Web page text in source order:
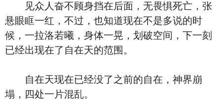
见众人奋不顾身挡在后面，无畏惧死亡，张
悬眼眶一红，不过，也知道现在不是多说的时
候，一拉洛若曦，身体一晃，划破空间，下一刻
已经出现在了自在天的范围。
自在天现在已经没了之前的自在，神界崩
塌，四处一片混乱。